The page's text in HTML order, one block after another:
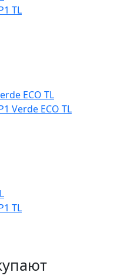
TL
Verde ECO TL
TL